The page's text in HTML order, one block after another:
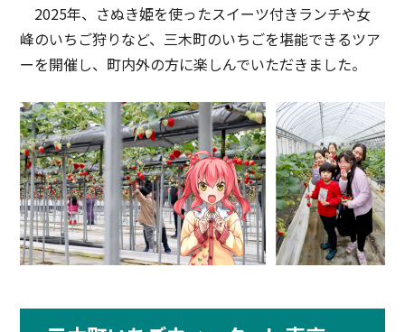
2025年、さぬき姫を使ったスイーツ付きランチや女
峰のいちご狩りなど、三木町のいちごを堪能できるツア
ーを開催し、町内外の方に楽しんでいただきました。